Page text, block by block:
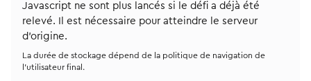
Javascript ne sont plus lancés si le défi a déjà été
relevé. Il est nécessaire pour atteindre le serveur
d’origine.
La durée de stockage dépend de la politique de navigation de
l’utilisateur final.